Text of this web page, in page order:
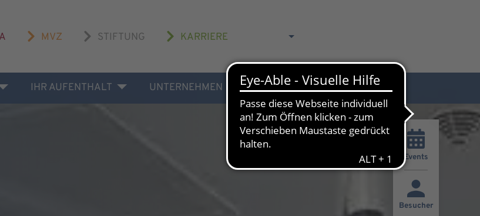
MVZ STIFTUNG KARRIERE
IHR AUFENTHALT UNTERNEHMEN AKTUELLES & KONTAKT
Events
Besucher